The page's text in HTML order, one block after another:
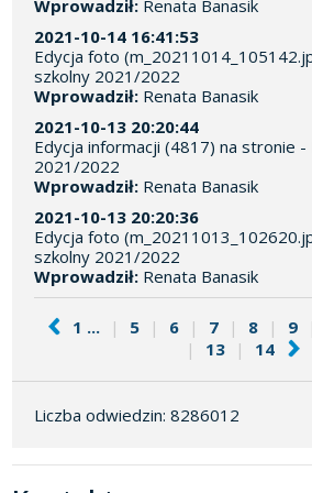
Wprowadził: Renata Banasik
2021-10-14 16:41:53
Edycja foto
szkolny 2021/2022
Wprowadził: Renata Banasik
2021-10-13 20:20:44
Edycja informacji (4817) na stronie -
2021/2022
Wprowadził: Renata Banasik
2021-10-13 20:20:36
Edycja foto
szkolny 2021/2022
Wprowadził: Renata Banasik
1 ... | 5 | 6 | 7 | 8 | 9
|
13 | 14
Liczba odwiedzin: 8286012